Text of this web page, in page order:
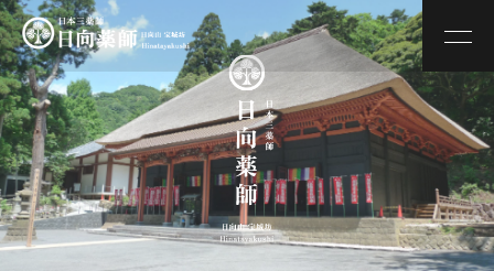
令和７年度 文化財多言語解説整備事業
仏像を楽しめ
かつて これほど近くに 仏 を感じたことがあっただろうか
圧倒的な 仏像の美 を体感できる 歴史的な挑戦
日向薬師 × TOPPAN
3D Archive Project
薬師ノ視点 仏の貌（かたち）、寺の理（ことわり） ZOU–TECH〈ゾウテク〉仏像
×テクノロジー 3DCG鑑賞サイト